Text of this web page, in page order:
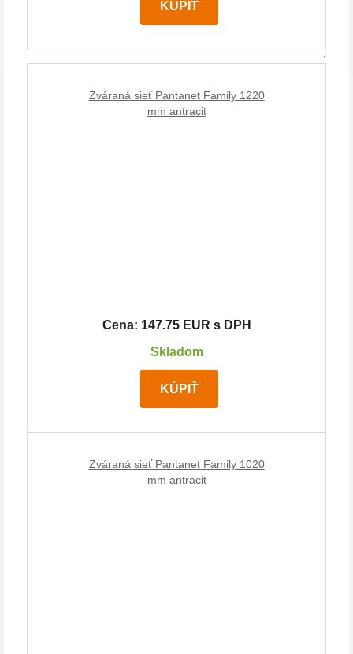
KÚPIŤ
Zváraná sieť Pantanet Family 1220
mm antracit
Cena: 147.75 EUR s DPH
Skladom
KÚPIŤ
Zváraná sieť Pantanet Family 1020
mm antracit